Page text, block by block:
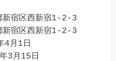
宿区西新宿1-2-3
宿区西新宿1-2-3
月1日
3月15日